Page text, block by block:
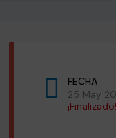
FECHA
25 May
¡Finalizado!